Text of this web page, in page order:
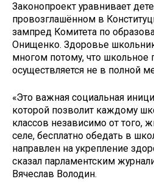
Законопроект уравнивает
провозглашённом в
зампред Комитета по
Онищенко. Здоровье
многом потому, что школьное
осуществляется не в полной
«Это важная социальная
которой позволит каждому
классов независимо от того,
селе, бесплатно обедать в
направлен на укрепление
сказал парламентским
Вячеслав Володин.